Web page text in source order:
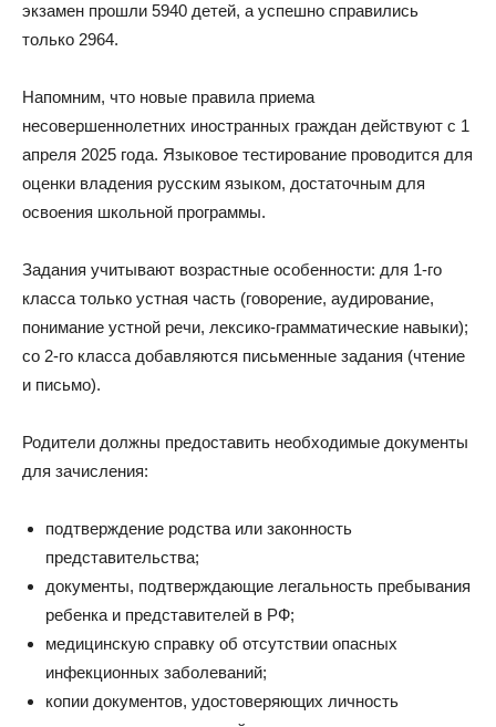
экзамен прошли 5940 детей, а успешно справились
только 2964.
Напомним, что новые правила приема
несовершеннолетних иностранных граждан действуют с 1
апреля 2025 года. Языковое тестирование проводится для
оценки владения русским языком, достаточным для
освоения школьной программы.
Задания учитывают возрастные особенности: для 1-го
класса только устная часть (говорение, аудирование,
понимание устной речи, лексико-грамматические навыки);
со 2-го класса добавляются письменные задания (чтение
и письмо).
Родители должны предоставить необходимые документы
для зачисления:
подтверждение родства или законность
представительства;
документы, подтверждающие легальность пребывания
ребенка и представителей в РФ;
медицинскую справку об отсутствии опасных
инфекционных заболеваний;
копии документов, удостоверяющих личность